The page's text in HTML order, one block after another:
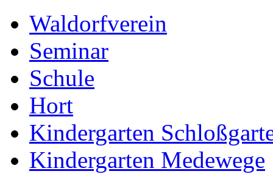
Waldorfverein
Seminar
Schule
Hort
Kindergarten
Kindergarten Medewege